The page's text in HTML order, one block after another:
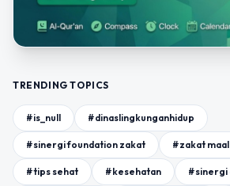
TRENDING TOPICS
#is_null #dinaslingkunganhidup
#sinergi foundation zakat #zakat
#tips sehat #kesehatan #sinergi